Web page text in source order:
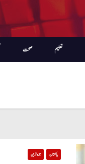
تعلیم صحت
پاکستان تازہ ترین